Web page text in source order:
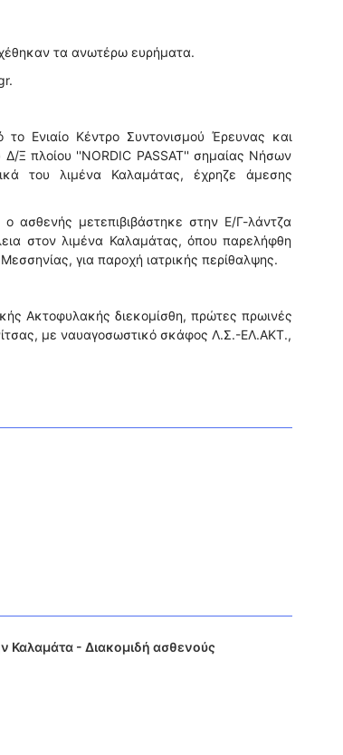
τα ανωτέρω ευρήματα.
Ενιαίο Κέντρο Συντονισμού Έρευνας και
Ξ πλοίου ''NORDIC PASSAT'' σημαίας Νήσων
του λιμένα Καλαμάτας, έχρηζε άμεσης
ασθενής μετεπιβιβάστηκε στην Ε/Γ-λάντζα
στον λιμένα Καλαμάτας, όπου παρελήφθη
για παροχή ιατρικής περίθαλψης.
Ακτοφυλακής διεκομίσθη, πρώτες πρωινές
με ναυαγοσωστικό σκάφος Λ.Σ.-ΕΛ.ΑΚΤ.,
Καλαμάτα - Διακομιδή ασθενούς